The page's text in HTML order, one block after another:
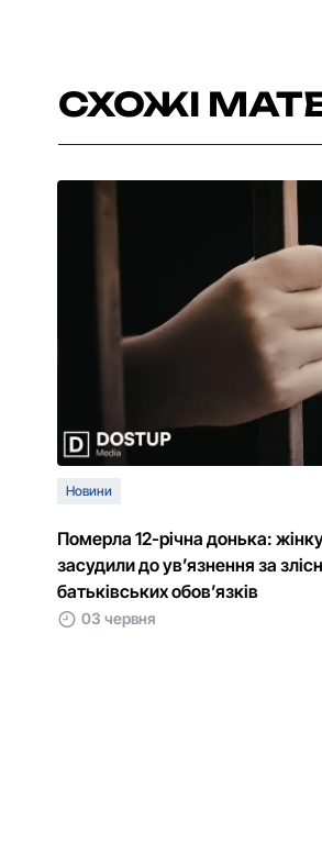
СХОЖІ
Новини
Померла 12-річна донька:
засудили до ув’язнення за
батьківських обов’язків
03 червня